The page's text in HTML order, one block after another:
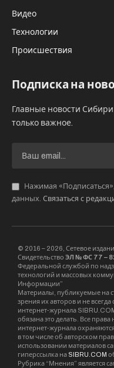
Видео
Технологии
Происшествия
Подписка на
Главные новости
только важное.
Нажимая
данных. Связаться с
© 2016 – 2026, Сетевое
Свидетельство ЭЛ № ФС 77 –
Федеральной службой по
технологий и массовых
Информации”
Материалы, публикуемые на
зрения их авторов и не
интернет-журнала
обязана это делать. Все
интернет-журнала
в том числе об авторском
использовании материалов
гиперссылка на SIBRU.COM
Рубрика “Мнения” является